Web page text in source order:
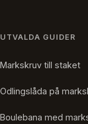
UTVALDA GUIDER
Markskruv till staket
Odlingslåda på
Boulebana med